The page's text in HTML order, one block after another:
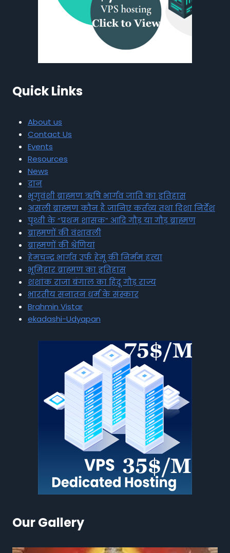
Quick Links
About us
Contact Us
Events
Resources
News
दान
भृगुवंशी ब्राह्मण ऋषि भार्गव जाति का इतिहास
असली ब्राह्मण कौन है जानिए कर्तव्य तथा दिशा निर्देश
पृथ्वी के “प्रथम शासक” आदि गौड़ या गौड़ ब्राह्मण
ब्राह्मणों की वंशावली
ब्राह्मणों की श्रेणियां
हेमचन्द्र भार्गव उर्फ हेमू की निर्मम हत्या
भूमिहार ब्राह्मण का इतिहास
शशांक राजा बंगाल का हिंदू गौड़ राज्य
भारतीय सनातन धर्म के संस्कार
Brahmin Vistar
ekadashi-Udyapan
Our Gallery